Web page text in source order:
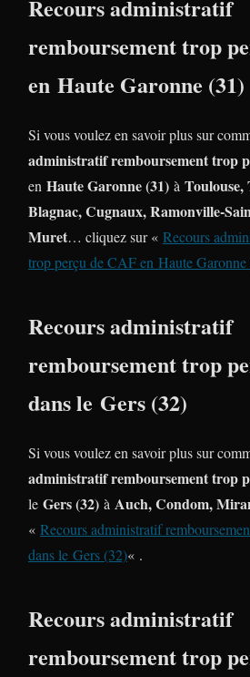
Recours administratif
remboursement trop
en Haute Garonne (31)
Si vous voulez en savoir plus sur
administratif remboursement trop
en Haute Garonne (31) à Toulouse,
Blagnac, Cugnaux, Ramonville-
Muret… cliquez sur « Recours
trop perçu de CAF en Haute
Recours administratif
remboursement trop
dans le Gers (32)
Si vous voulez en savoir plus sur
administratif remboursement trop
le Gers (32) à Auch, Condom,
« Recours administratif
dans le Gers (32)« .
Recours administratif
remboursement trop